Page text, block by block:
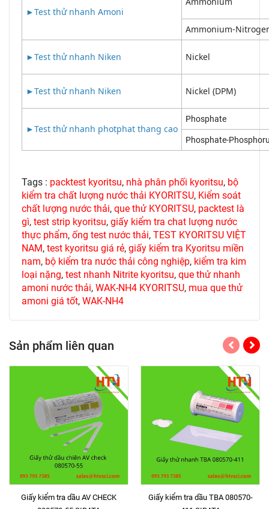
►Test thử nhanh Amoni
Ammonium-
►Test thử nhanh Niken Nickel
►Test thử nhanh Niken Nickel (DPM)
►Test thử nhanh photphat thang cao
Phosphate
Phosphate-
Tags : packtest kyoritsu, nhà phân phối kyoritsu, bộ
kiểm tra chất lượng nước thải KYORITSU, Kiểm soát
chất lượng nước thải, que thử KYORITSU, packtest là
gì, test strip kyoritsu, giấy kiểm tra chat lượng nước
thực phẩm, ống test nước thải, TEST KYORITSU VIỆT
NAM, test kyoritsu giá rẻ, giấy kiểm tra Kyoritsu miền
nam, bộ kiểm tra nước thải công nghiệp, kiểm tra kim
loại nặng, test nhanh Nitrite kyoritsu, que thử nhanh
amoni nước thải, WAK-NH4 KYORITSU, mua que thử
amoni giá tốt, WAK-NH4
Sản phẩm liên quan
Giấy kiểm tra dầu AV CHECK
Giấy kiểm tra dầu TBA 080570-